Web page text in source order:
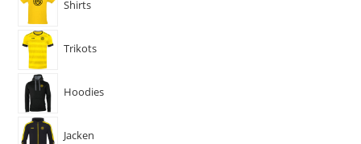
Shirts
Trikots
Hoodies
Jacken